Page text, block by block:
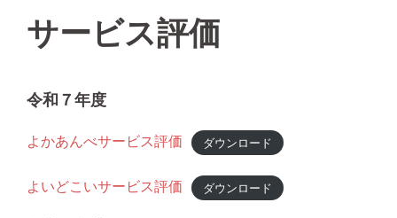
サービス評価
令和７年度
よかあんべサービス評価 ダウンロード
よいどこいサービス評価 ダウンロード